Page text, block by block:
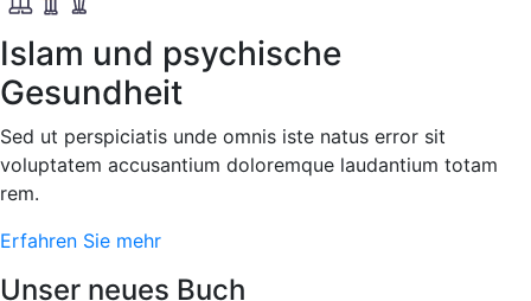
Islam und psychische
Gesundheit
Sed ut perspiciatis unde omnis iste natus error sit
voluptatem accusantium doloremque laudantium totam
rem.
Erfahren Sie mehr
Unser neues Buch